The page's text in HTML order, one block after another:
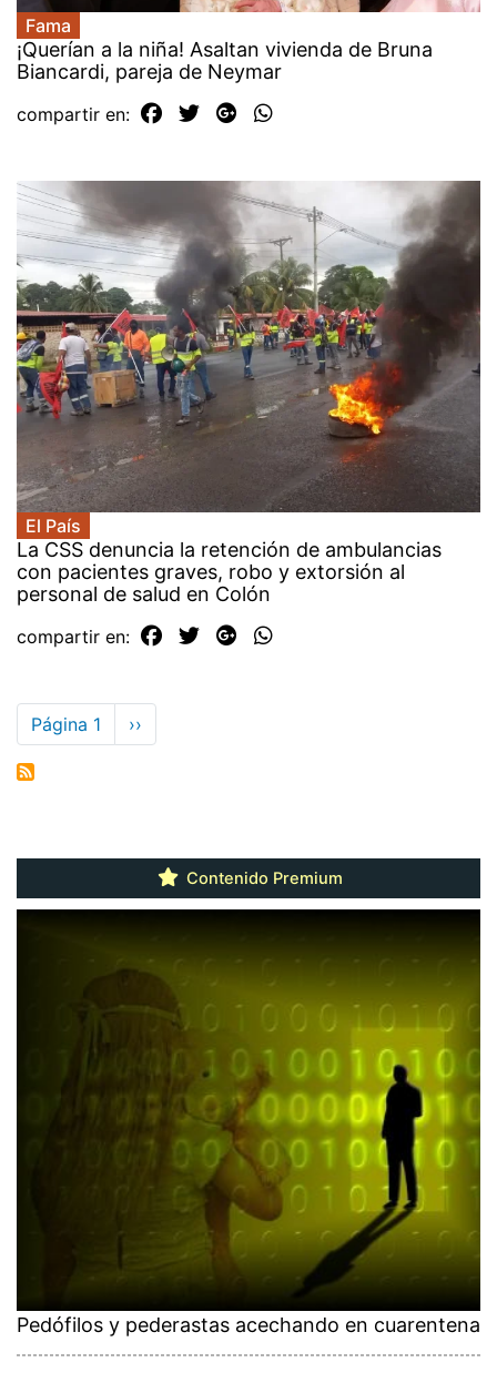
Fama
¡Querían a la niña! Asaltan vivienda de Bruna
Biancardi, pareja de Neymar
compartir en:
El País
La CSS denuncia la retención de ambulancias
con pacientes graves, robo y extorsión al
personal de salud en Colón
compartir en:
Paginación
Página 1
Siguiente
página
››
Contenido Premium
Pedófilos y pederastas acechando en cuarentena